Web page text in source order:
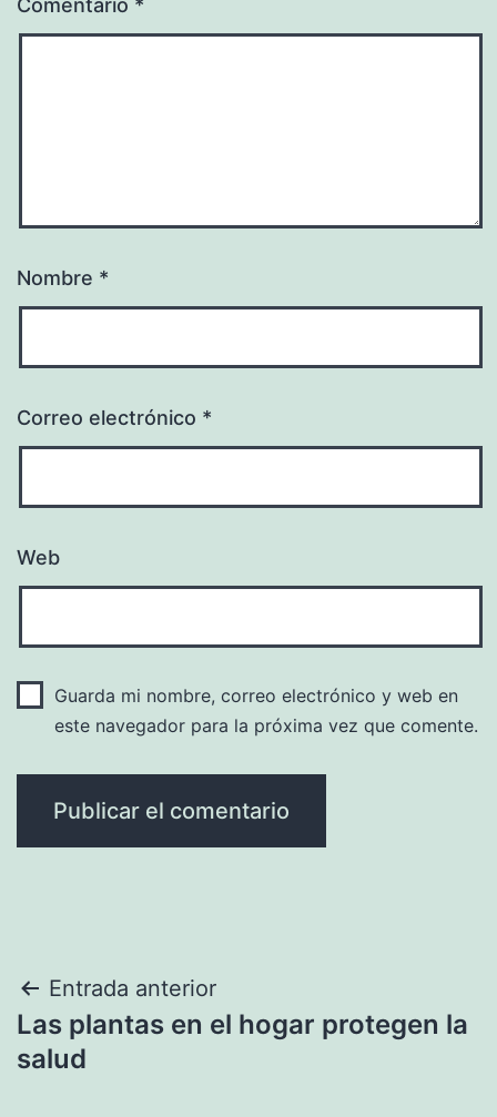
Comentario *
Nombre *
Correo electrónico *
Web
Guarda mi nombre, correo electrónico y web en
este navegador para la próxima vez que comente.
Navegación
de
Entrada anterior
Las plantas en el hogar protegen la
salud